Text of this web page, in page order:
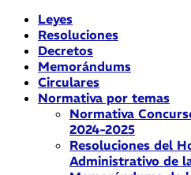
Leyes
Resoluciones
Decretos
Memorándums
Circulares
Normativa por temas
Normativa
2024-2025
Resoluciones del
Administrativo de